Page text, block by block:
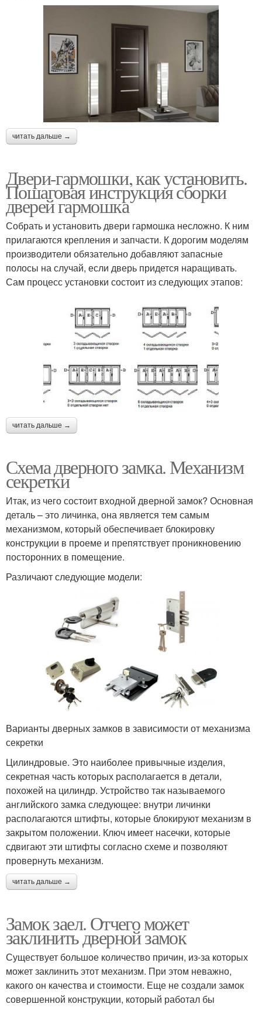
читать дальше →
Двери-гармошки, как установить.
Пошаговая инструкция сборки
дверей гармошка
Собрать и установить двери гармошка несложно. К ним
прилагаются крепления и запчасти. К дорогим моделям
производители обязательно добавляют запасные
полосы на случай, если дверь придется наращивать.
Сам процесс установки состоит из следующих этапов:
читать дальше →
Схема дверного замка. Механизм
секретки
Итак, из чего состоит входной дверной замок? Основная
деталь – это личинка, она является тем самым
механизмом, который обеспечивает блокировку
конструкции в проеме и препятствует проникновению
посторонних в помещение.
Различают следующие модели:
Варианты дверных замков в зависимости от механизма
секретки
Цилиндровые. Это наиболее привычные изделия,
секретная часть которых располагается в детали,
похожей на цилиндр. Устройство так называемого
английского замка следующее: внутри личинки
располагаются штифты, которые блокируют механизм в
закрытом положении. Ключ имеет насечки, которые
сдвигают эти штифты согласно схеме и позволяют
провернуть механизм.
читать дальше →
Замок заел. Отчего может
заклинить дверной замок
Существует большое количество причин, из-за которых
может заклинить этот механизм. При этом неважно,
какого он качества и стоимости. Еще не создали замок
совершенной конструкции, который работал бы